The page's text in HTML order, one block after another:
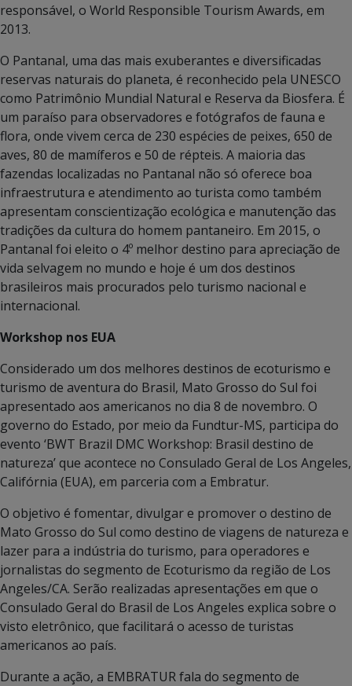
responsável, o World Responsible Tourism Awards, em
2013.
O Pantanal, uma das mais exuberantes e diversificadas
reservas naturais do planeta, é reconhecido pela UNESCO
como Patrimônio Mundial Natural e Reserva da Biosfera. É
um paraíso para observadores e fotógrafos de fauna e
flora, onde vivem cerca de 230 espécies de peixes, 650 de
aves, 80 de mamíferos e 50 de répteis. A maioria das
fazendas localizadas no Pantanal não só oferece boa
infraestrutura e atendimento ao turista como também
apresentam conscientização ecológica e manutenção das
tradições da cultura do homem pantaneiro. Em 2015, o
Pantanal foi eleito o 4º melhor destino para apreciação de
vida selvagem no mundo e hoje é um dos destinos
brasileiros mais procurados pelo turismo nacional e
internacional.
Workshop nos EUA
Considerado um dos melhores destinos de ecoturismo e
turismo de aventura do Brasil, Mato Grosso do Sul foi
apresentado aos americanos no dia 8 de novembro. O
governo do Estado, por meio da Fundtur-MS, participa do
evento ‘BWT Brazil DMC Workshop: Brasil destino de
natureza’ que acontece no Consulado Geral de Los Angeles,
Califórnia (EUA), em parceria com a Embratur.
O objetivo é fomentar, divulgar e promover o destino de
Mato Grosso do Sul como destino de viagens de natureza e
lazer para a indústria do turismo, para operadores e
jornalistas do segmento de Ecoturismo da região de Los
Angeles/CA. Serão realizadas apresentações em que o
Consulado Geral do Brasil de Los Angeles explica sobre o
visto eletrônico, que facilitará o acesso de turistas
americanos ao país.
Durante a ação, a EMBRATUR fala do segmento de